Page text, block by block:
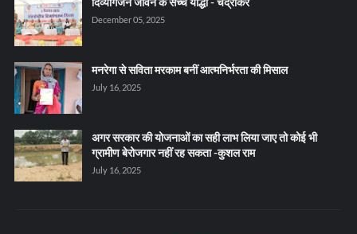
December 05, 2025
मनरेगा से सविता मरकाम बनीं आत्मनिर्भरता की मिसाल
July 16, 2025
अगर सरकार की योजनाओं का सही लाभ लिया जाए तो कोई भी
ग्रामीण बेरोजगार नहीं रह सकता -कुशल राम
July 16, 2025